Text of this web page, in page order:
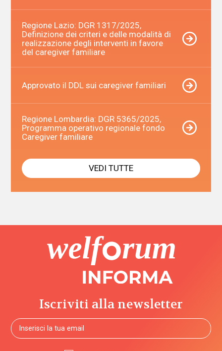
Regione Lazio: DGR 1317/2025,
Definizione dei criteri e delle modalità di
realizzazione degli interventi in favore
del caregiver familiare
Approvato il DDL sui caregiver familiari
Regione Lombardia: DGR 5365/2025,
Programma operativo regionale fondo
Caregiver familiare
VEDI TUTTE
Iscriviti alla newsletter